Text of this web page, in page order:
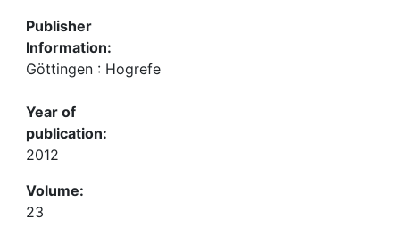
Publisher
Information:
Göttingen : Hogrefe
Year of
publication:
2012
Volume:
23